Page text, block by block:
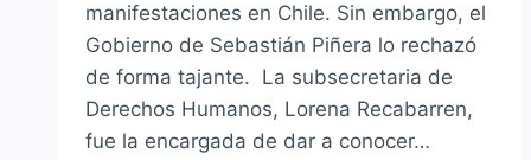
manifestaciones en Chile. Sin embargo, el
Gobierno de Sebastián Piñera lo rechazó
de forma tajante. La subsecretaria de
Derechos Humanos, Lorena Recabarren,
fue la encargada de dar a conocer…